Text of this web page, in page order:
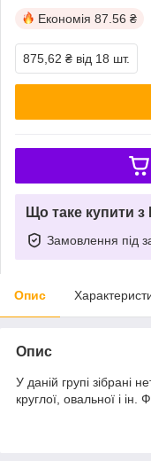
Економія 87.56 ₴
875,62 ₴ від 18 шт.
Що таке купити
Замовлення під
Опис
Опис
У даній групі зібрані
круглої, овальної і ін.